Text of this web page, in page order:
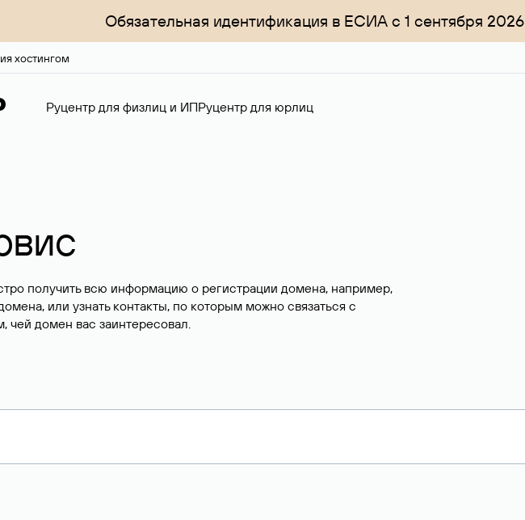
Обязательная идентификация в ЕСИА с 1 сентября 2026
хостингом
Руцентр для физлиц и ИПРуцентр для юрлиц
получить всю информацию о регистрации домена, например,
или узнать контакты, по которым можно связаться с
чей домен вас заинтересовал.